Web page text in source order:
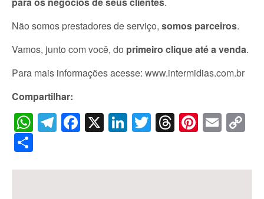
Não somos prestadores de serviço, somos parceiros.
Vamos, junto com você, do primeiro clique até a venda.
Para mais informações acesse: www.intermidias.com.br
Compartilhar:
WhatsApp
Telegram
Facebook
X LinkedIn
Twitter
Threads